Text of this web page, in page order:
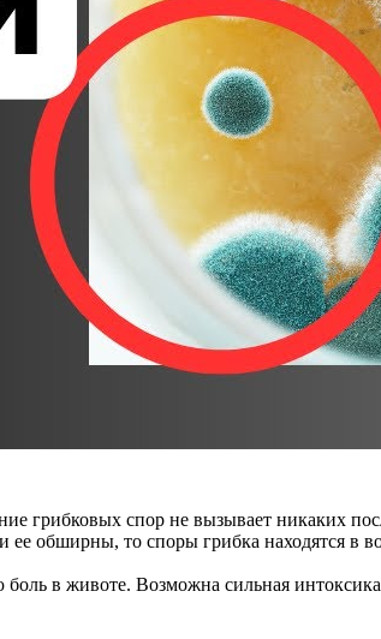
грибковых спор не вызывает никаких
обширны, то споры грибка находятся в
в животе. Возможна сильная